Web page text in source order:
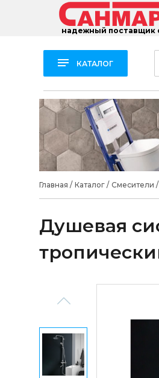
надежный поставщик
КАТАЛОГ
Главная / Каталог/ Смесители /
Душевая
Previous